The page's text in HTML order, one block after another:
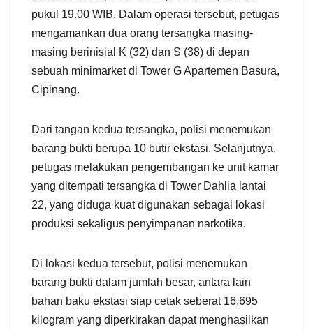
pukul 19.00 WIB. Dalam operasi tersebut, petugas
mengamankan dua orang tersangka masing-
masing berinisial K (32) dan S (38) di depan
sebuah minimarket di Tower G Apartemen Basura,
Cipinang.
Dari tangan kedua tersangka, polisi menemukan
barang bukti berupa 10 butir ekstasi. Selanjutnya,
petugas melakukan pengembangan ke unit kamar
yang ditempati tersangka di Tower Dahlia lantai
22, yang diduga kuat digunakan sebagai lokasi
produksi sekaligus penyimpanan narkotika.
Di lokasi kedua tersebut, polisi menemukan
barang bukti dalam jumlah besar, antara lain
bahan baku ekstasi siap cetak seberat 16,695
kilogram yang diperkirakan dapat menghasilkan